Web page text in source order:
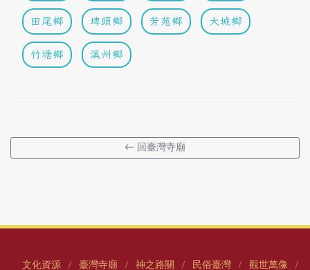
田尾鄉 埤頭鄉 芳苑鄉 大城鄉
竹塘鄉 溪州鄉
← 回臺灣寺廟
文化資源 / 臺灣寺廟 / 神之路關 / 民俗臺灣 / 觀世萬像 /